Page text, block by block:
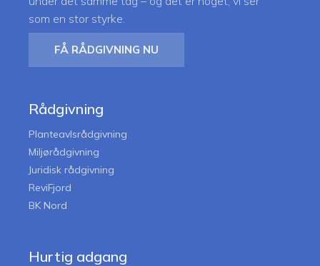
som en stor styrke.
FÅ RÅDGIVNING NU
Rådgivning
Planteavlsrådgivning
Miljørådgivning
Juridisk rådgivning
ReviFjord
BK Nord
Hurtig adgang